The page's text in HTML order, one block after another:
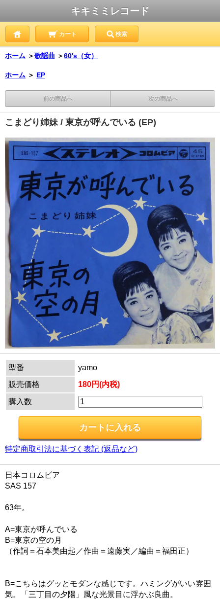
キキミミレコード
カート 検索
ホーム ＞歌謡曲 ＞60's（女）
ホーム ＞ EP
前の商品へ 次の商品へ
こまどり姉妹 / 東京が呼んでいる (EP)
型番
yamo
販売価格
180円(内税)
購入数
特定商取引法に基づく表記 (返品など)
日本コロムビア
SAS 157
63年。
A=東京が呼んでいる
B=東京の空の月
（作詞＝石本美由起／作曲＝遠藤実／編曲＝福田正）
B=こちらはグッとモダンな感じです。ハミングがいい雰囲
気。「三丁目の夕陽」風な光景目に浮かぶ良曲。